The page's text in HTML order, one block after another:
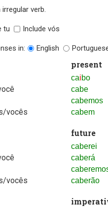
verb.
tu Include vós
in: English
present
caibo
cabe
cabemos
vocês cabem
future
caberei
caberá
vocês caberão